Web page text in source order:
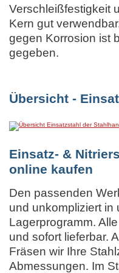
Verschleißfestigkeit
Kern gut
gegen Korrosion ist
gegeben.
Übersicht -
Einsatz- &
online kaufen
Den passenden
und unkompliziert in
Lagerprogramm.
und sofort lieferbar.
Fräsen wir Ihre
Abmessungen. Im